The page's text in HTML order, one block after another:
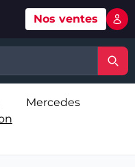
Nos ventes
Mercedes